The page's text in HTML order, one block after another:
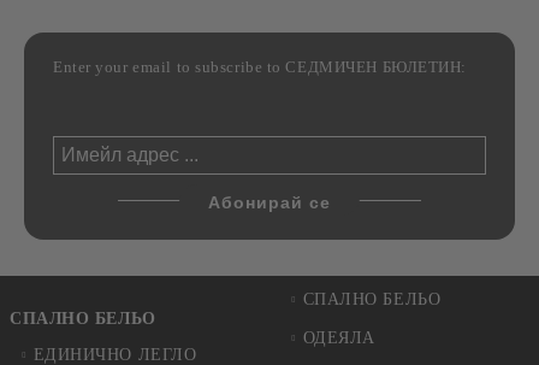
Enter your email to subscribe to СЕДМИЧЕН БЮЛЕТИН:
СПАЛНО БЕЛЬО
ЕДИНИЧНО ЛЕГЛО
СПАЛНО БЕЛЬО
ОДЕЯЛА